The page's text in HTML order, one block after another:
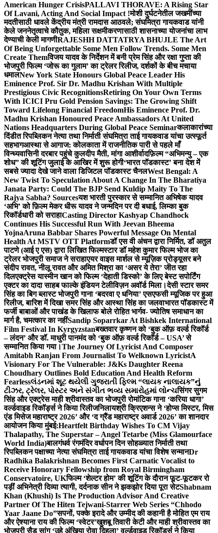
American Hunger CrisisPALLAVI THORAVE: A Rising Star
Of Lavani, Acting And Social Impact !मोशी दुर्घटनेतील जखमींच्या
मदतीसाठी धावले केंद्रीय मंत्री रामदास आठवले; संघमित्रा गायकवाड यांनी
केले जननेतृत्वाचे कौतुक, महिला सक्षमीकरणासाठी शासनाच्या योजनांचा लाभ
देण्याची केली मागणीRAJESHH DATTATRYA BHUJLE The Art
Of Being Unforgettable Some Men Follow Trends. Some Men
Create Themविजय यादव के निर्देशन में बनी प्रेम सिंह और रक्षा गुप्ता की
भोजपुरी फिल्म ‘जोरू का गुलाम’ का ट्रेलर रिलीज, दर्शकों के बीच मचाया
धमालNew York State Honours Global Peace Leader His
Eminence Prof. Sir Dr. Madhu Krishan With Multiple
Prestigious Civic RecognitionsRetiring On Your Own Terms
With ICICI Pru Gold Pension Savings: The Growing Shift
Toward Lifelong Financial FreedomHis Eminence Prof. Dr.
Madhu Krishan Honoured Peace Ambassadors At United
Nations Headquarters During Global Peace Seminarकलाकारांच्या
दिंडीत रिपब्लिकन नेत्या तथा निर्माती संघमित्रा ताई गायकवाड यांचा उत्स्फूर्त
सहभागआस्था से आगाज: कोलकाता में राजनीतिक पारी से पहले माँ
विन्ध्यवासिनी दरबार पहुंचे कुलदीप मैती, मांगा आशीर्वादफ़िल्म “अभिमन्यु – एक
शोध” की शूटिंग जुलाई के आखिर में शुरू होगी‘भारत पॉडकास्ट’ बना देश में
सबसे ज्यादा देखे जाने वाला डिजिटल पॉडकास्ट चैनलWest Bengal: A
New Twist To Speculation About A Change In The Bharatiya
Janata Party: Could The BJP Send Kuldip Maity To The
Rajya Sabha? Sourcesयश भारती पुरस्कार से सम्मानित अभिषेक यादव
‘अभि’ को फ़िल्म मेकर धीरू यादव ने जन्मदिन पर दी बधाई, लिम्का बुक
रिकॉर्डधारी को सराहाCasting Director Kashyap Chandhock
Continues His Successful Run With Jeevan Bheema
YojnaAruna Babbar Shares Powerful Message On Mental
Health At MSTV OTT Platformडॉ एस वी अंचन द्वारा निर्मित, डॉ अतुल
पाटणे (आई ए एस) द्वारा लिखित फिल्मस्टार डॉ महेश कुमार फिल्म भोज का
ट्रेलर भोजपुरी समाज ने सराहाएयर वाइस मार्शल से म्यूज़िक प्रोड्यूसर बने
संदीप रावत, नीलू रावत और अमित मिश्रा का ‘असर ये तेरा’ जीत रहा
दिलएक्ट्रेस यास्मीन खान को फिल्म ‘देहाती डिस्को’ के लिए बेस्ट सपोर्टिंग
एक्टर का दादा साहब फाल्के इंडियन टेलीविज़न अवॉर्ड मिला।देसी स्टार समर
सिंह का बिग ब्लास्ट भोजपुरी गाना ‘बदरवा ए धनिया’ एसएफसी म्यूजिक पर हुआ
रिलीज, बारिश में दिखा समर सिंह और आस्था सिंह का जलवाभारत पॉडकास्ट में
फर्जी बाबाओं और पाखंड के खिलाफ बोले रोहित भार्गव- ज्योतिष समाधान का
मार्ग है, चमत्कार का नहींSandip Soparrkar At Bishkek International
Film Festival In Kyrgyzstanबख्तवार कृष्णन को ‘बुक ऑफ़ वर्ल्ड रिकॉर्ड
– लंदन’ और डॉ. माधुरी पानमंद को ‘बुक ऑफ़ वर्ल्ड रिकॉर्ड – USA’ से
सम्मानित किया गया।The Journey Of Lyricist And Composer
Amitabh Ranjan From Journalist To Welknown LyricistA
Visionary For The Vulnerable: J&Ks Daughter Reena
Choudhary Outlines Bold Education And Health Reform
Fearlessલંડનમાં શૂટ થયેલી ગુજરાતી ફિલ્મ “લાયક નાલાયક”નું
ટીઝર, ટ્રેલર, પોસ્ટર અને સંગીત ભવ્ય સમારોહમાં લોન્ચसिंगर सुगम
सिंह और एक्ट्रेस माही श्रीवास्तव का भोजपुरी रोमांटिक गाना ‘करिया धागा’
वर्ल्डवाइड रिकॉर्ड्स ने किया रिलीजनिलायश्री क्रिएशन्स ने ‘होप्स मिस्टर, मिस
एंड मिसेज महाराष्ट्र 2026’ और ‘द ग्रैंड महाराष्ट्र अवार्ड 2026’ का शानदार
आयोजन किया मुंबई:Heartfelt Birthday Wishes To CM Vijay
Thalapathy, The Superstar – Angel Tetarbe (Miss Glamourface
World India)बालगंधर्व रंगमंदिर वर्धापन दिन सोहळ्यात निर्माती तथा
रिपब्लिकन पक्षाच्या नेत्या संघमित्रा ताई गायकवाड यांचा विशेष सन्मानDr
Radhika Balakrishnan Becomes First Carnatic Vocalist to
Receive Honorary Fellowship from Royal Birmingham
Conservatoire, UKफिल्म ‘शेल्टर होम’ की शूटिंग के दौरान फूट-फूटकर रो
पड़ीं अभिनेत्री दिव्या त्यागी, दर्दनाक सीन ने झकझोर दिया पूरा सेटShabnam
Khan (Khushi) Is The Production Advisor And Creative
Partner Of The Hiten Tejwani-Starrer Web Series “Chhodo
Yaar Jaane Do”सपनों, पक्के इरादे और उम्मीद की कहानी है मोहित एम राय
और ऐश्याना राय की फिल्म ‘स्वेटर’खुशबू तिवारी केटी और माही श्रीवास्तव का
भोजपुरी सैड सांग ‘उहे अंखिया रोवा दिहला’ वर्ल्डवाइड रिकॉर्ड्स ने किया